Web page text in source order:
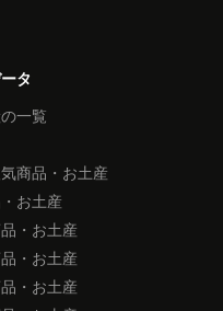
タ
一覧
商品・お土産
お土産
・お土産
・お土産
・お土産